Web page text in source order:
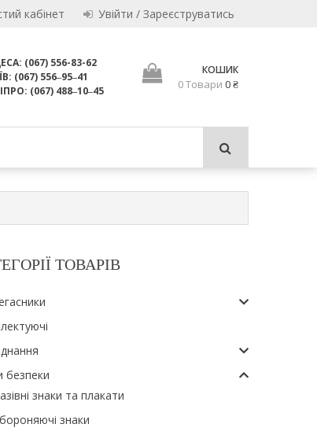
кабінет Увійти / Зареєструватись
за призначенням.
(067) 556-83-62
(067) 556‒95‒41
(067) 488‒10‒45
КОШИК
0 Товари 0 ₴
ТОВАРІВ
безпеки
знаки та плакати
знаки